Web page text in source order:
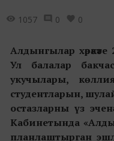
1057 0 0
Алдынгылар
Ул балалар
укучылары,
студентларын,
остазларны үз
Кабинетында
планлаштырган